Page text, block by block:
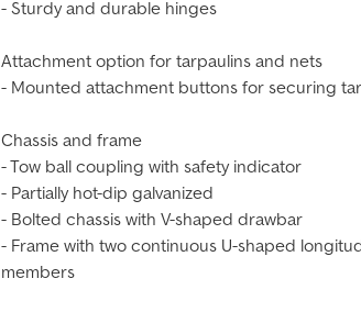
- Sturdy and durable hinges
Attachment option for tarpaulins and nets
- Mounted attachment buttons for securing
Chassis and frame
- Tow ball coupling with safety indicator
- Partially hot-dip galvanized
- Bolted chassis with V-shaped drawbar
- Frame with two continuous U-shaped
members